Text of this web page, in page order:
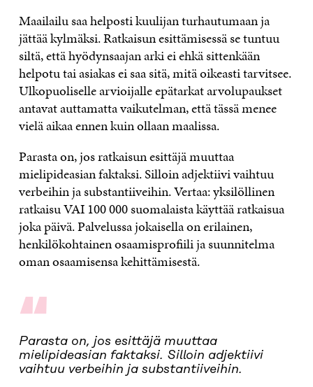
Maailailu saa helposti kuulijan turhautumaan ja
jättää kylmäksi. Ratkaisun esittämisessä se tuntuu
siltä, että hyödynsaajan arki ei ehkä sittenkään
helpotu tai asiakas ei saa sitä, mitä oikeasti tarvitsee.
Ulkopuoliselle arvioijalle epätarkat arvolupaukset
antavat auttamatta vaikutelman, että tässä menee
vielä aikaa ennen kuin ollaan maalissa.
Parasta on, jos ratkaisun esittäjä muuttaa
mielipideasian faktaksi. Silloin adjektiivi vaihtuu
verbeihin ja substantiiveihin. Vertaa: yksilöllinen
ratkaisu VAI 100 000 suomalaista käyttää ratkaisua
joka päivä. Palvelussa jokaisella on erilainen,
henkilökohtainen osaamisprofiili ja suunnitelma
oman osaamisensa kehittämisestä.
“
Parasta on, jos esittäjä muuttaa
mielipideasian faktaksi. Silloin adjektiivi
vaihtuu verbeihin ja substantiiveihin.